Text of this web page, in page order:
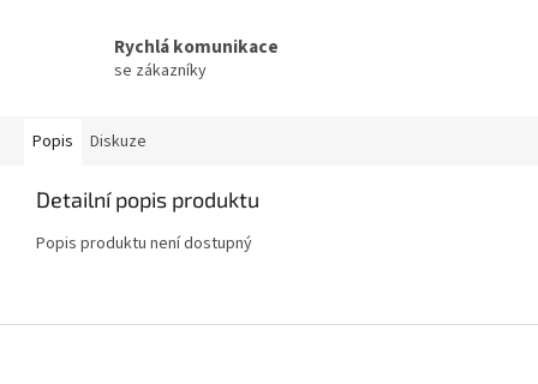
Rychlá komunikace
se zákazníky
Popis Diskuze
Detailní popis produktu
Popis produktu není dostupný